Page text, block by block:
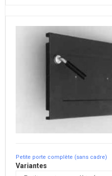
Petite porte complète (sans cadre)
Variantes